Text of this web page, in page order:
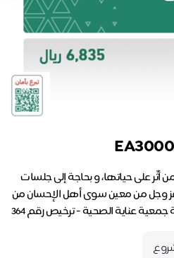
حياتها، و بحاجة إلى جلسات
من معين سوى أهل الإحسان من
عناية الصحية - ترخيص رقم 364